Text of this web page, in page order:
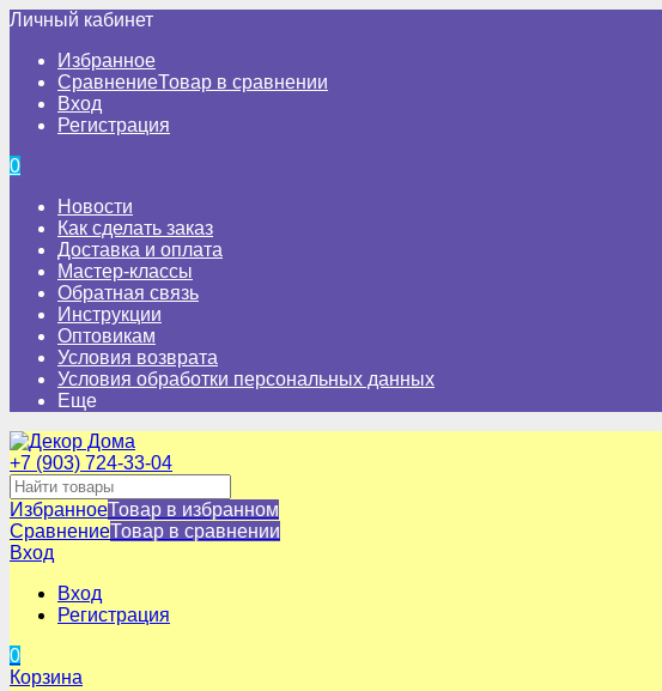
Личный кабинет
Избранное
СравнениеТовар в сравнении
Вход
Регистрация
0
Новости
Как сделать заказ
Доставка и оплата
Мастер-классы
Обратная связь
Инструкции
Оптовикам
Условия возврата
Условия обработки персональных данных
Еще
+7 (903) 724-33-04
ИзбранноеТовар в избранном
СравнениеТовар в сравнении
Вход
Вход
Регистрация
0
Корзина